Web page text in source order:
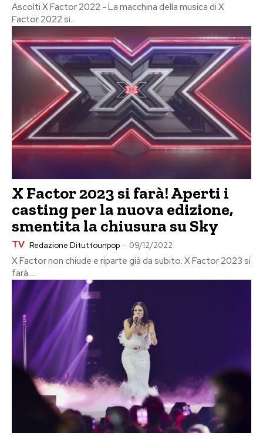
Ascolti X Factor 2022 - La macchina della musica di X
Factor 2022 si...
X Factor 2023 si farà! Aperti i
casting per la nuova edizione,
smentita la chiusura su Sky
TV Redazione Dituttounpop - 09/12/2022
X Factor non chiude e riparte già da subito. X Factor 2023 si
farà....